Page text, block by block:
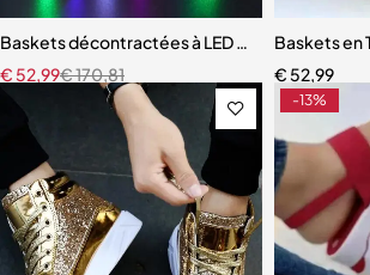
Baskets décontractées à LED pour enfants
€170,81
€ 52,99
Baskets en
€ 52,99
-13%